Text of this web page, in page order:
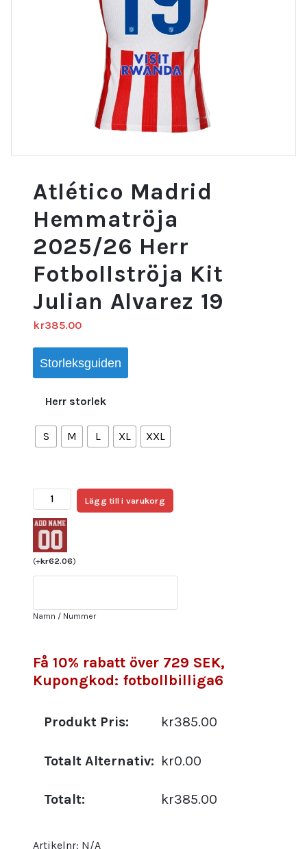
Atlético Madrid
Hemmatröja
2025/26 Herr
Fotbollströja Kit
Julian Alvarez 19
kr385.00
Storleksguiden
Herr storlek
S M L XL XXL
Atlético
Madrid
Hemmatröja
2025/26
Herr
Fotbollströja
Julian
mängd
Lägg till i varukorg
(+kr62.06)
Namn / Nummer
Få 10% rabatt över 729 SEK,
Kupongkod: fotbollbilliga6
Produkt Pris: kr385.00
Totalt Alternativ: kr0.00
Totalt: kr385.00
Artikelnr: N/A